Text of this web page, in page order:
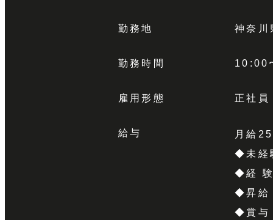
勤務地 神奈
勤務時間 10:00
雇用形態 正社員
給与
月給
◆未経
◆経 験
◆昇給
◆賞与